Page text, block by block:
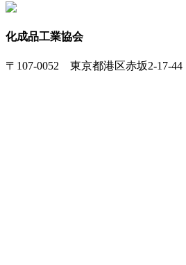
化成品工業協会
〒107-0052 東京都港区赤坂2-17-